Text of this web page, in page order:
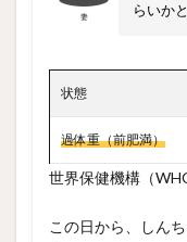
妻
らいか
状態
過体重（前肥満）
世界保健機構（
この日から、しん